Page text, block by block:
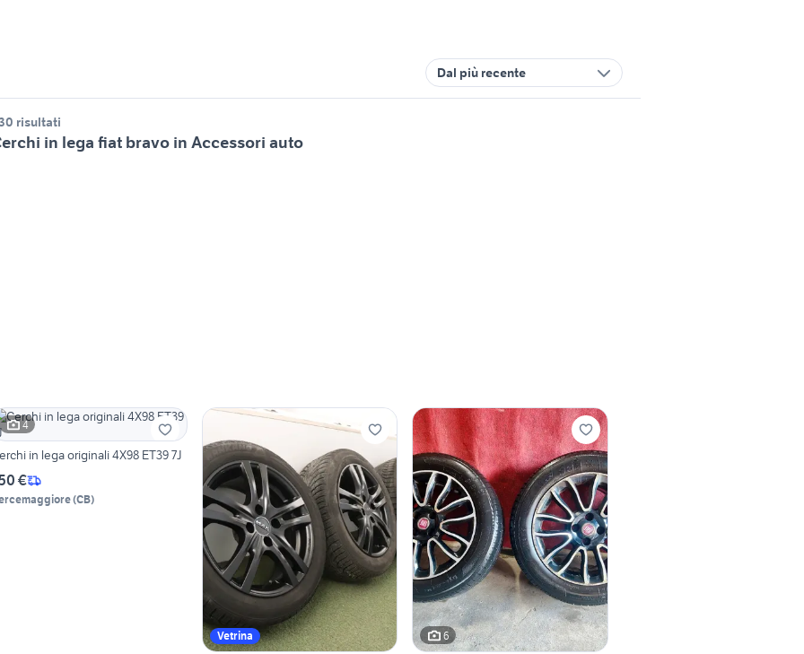
Dal più recente
risultati
in lega fiat bravo in Accessori auto
4
in lega originali 4X98 ET39 7J
€
(CB)
Vetrina 6